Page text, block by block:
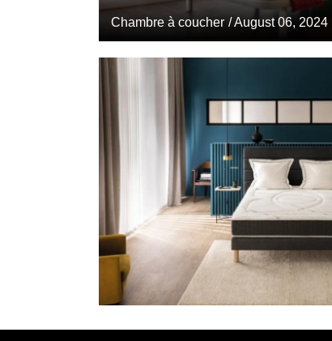
Chambre à coucher / August 06, 2024